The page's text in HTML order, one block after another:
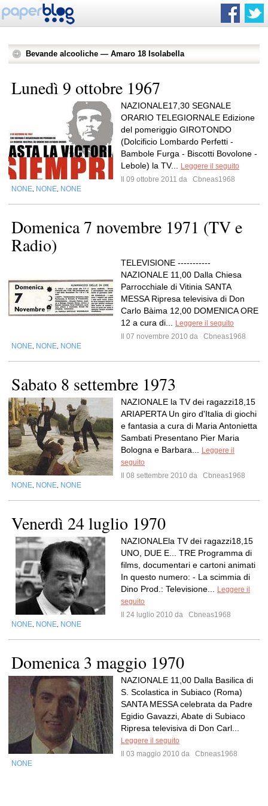
Bevande alcooliche — Amaro 18 Isolabella
Lunedì 9 ottobre 1967
NAZIONALE17,30 SEGNALE
ORARIO TELEGIORNALE Edizione
del pomeriggio GIROTONDO
(Dolcificio Lombardo Perfetti -
Bambole Furga - Biscotti Bovolone -
Lebole) la TV...
Leggere il seguito
Il 09 ottobre 2011 da
Cbneas1968
NONE NONE NONE
Domenica 7 novembre 1971 (TV e
Radio)
TELEVISIONE -----------
NAZIONALE 11,00 Dalla Chiesa
Parrocchiale di Vitinia SANTA
MESSA Ripresa televisiva di Don
Carlo Bàima 12,00 DOMENICA ORE
12 a cura di...
Leggere il seguito
Il 07 novembre 2010 da
Cbneas1968
NONE NONE NONE
Sabato 8 settembre 1973
NAZIONALE la TV dei ragazzi18,15
ARIAPERTA Un giro d'Italia di giochi
e fantasia a cura di Maria Antonietta
Sambati Presentano Pier Maria
Bologna e Barbara...
Leggere il
seguito
Il 08 settembre 2010 da
Cbneas1968
NONE NONE NONE
Venerdì 24 luglio 1970
NAZIONALEla TV dei ragazzi18,15
UNO, DUE E... TRE Programma di
films, documentari e cartoni animati
In questo numero: - La scimmia di
Dino Prod.: Televisione...
Leggere il
seguito
Il 24 luglio 2010 da
Cbneas1968
NONE NONE NONE
Domenica 3 maggio 1970
NAZIONALE 11,00 Dalla Basilica di
S. Scolastica in Subiaco (Roma)
SANTA MESSA celebrata da Padre
Egidio Gavazzi, Abate di Subiaco
Ripresa televisiva di Don Carl...
Leggere il seguito
Il 03 maggio 2010 da
Cbneas1968
NONE